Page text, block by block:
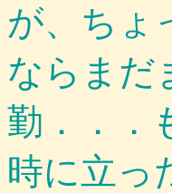
が、ちょ
ならまだ
勤．．．
時に立っ